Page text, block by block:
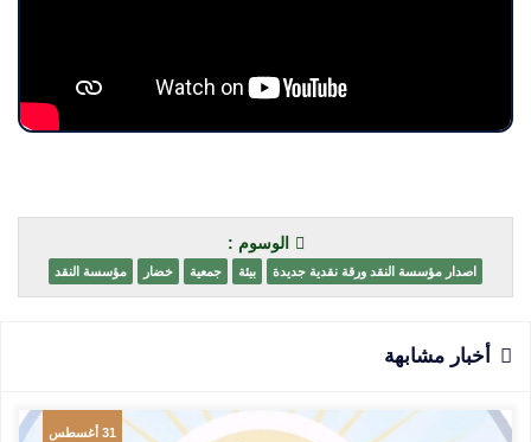
الوسوم :
اصدار مؤسسة النقد ورقة نقدية جديدة بيئة جمعية خضار مؤسسة النقد
أخبار مشابهة
31 أغسطس